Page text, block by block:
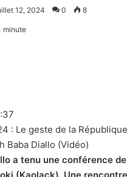
12, 2024 0 8
minute
a tenu une conférence